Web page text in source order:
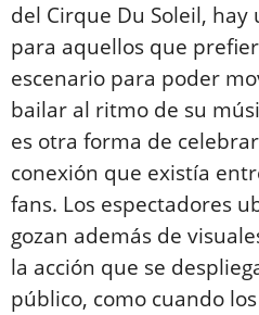
del Cirque Du Soleil, hay
para aquellos que
escenario para poder
bailar al ritmo de su
es otra forma de
conexión que existía
fans. Los espectadores
gozan además de
la acción que se
público, como cuando